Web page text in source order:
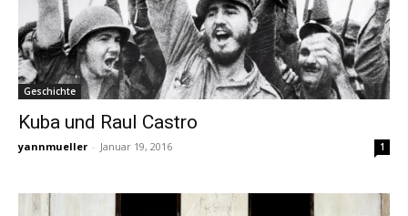
Geschichte
Kuba und Raul Castro
yannmueller - Januar 19, 2016 1